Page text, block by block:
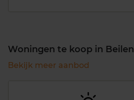
Woningen te koop in Beilen
Bekijk meer aanbod